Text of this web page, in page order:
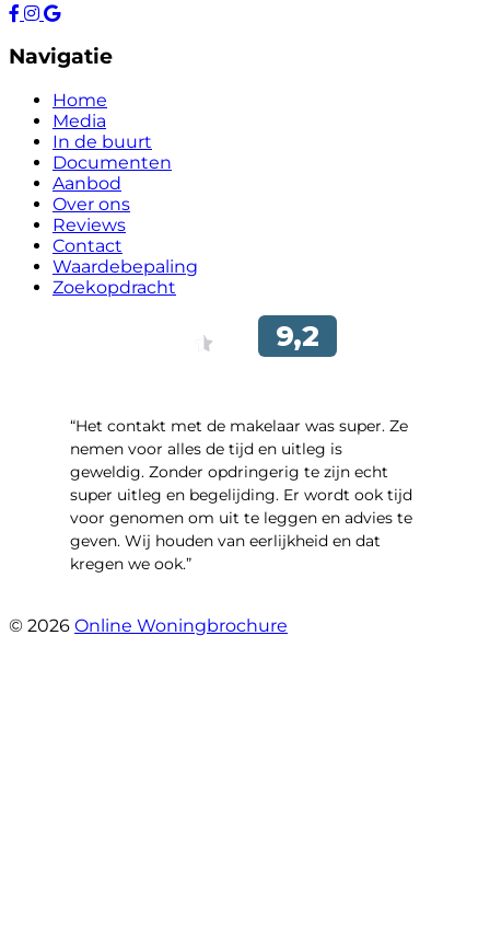
Navigatie
Home
Media
In de buurt
Documenten
Aanbod
Over ons
Reviews
Contact
Waardebepaling
Zoekopdracht
“Het contakt met de makelaar was super. Ze
nemen voor alles de tijd en uitleg is
geweldig. Zonder opdringerig te zijn echt
super uitleg en begelijding. Er wordt ook tijd
voor genomen om uit te leggen en advies te
geven. Wij houden van eerlijkheid en dat
kregen we ook.”
© 2026 Online Woningbrochure